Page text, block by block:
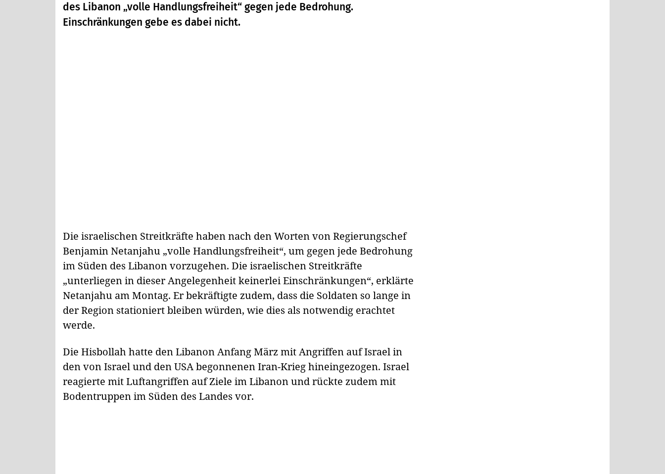
des Libanon „volle Handlungsfreiheit“ gegen jede Bedrohung.
Einschränkungen gebe es dabei nicht.
Die israelischen Streitkräfte haben nach den Worten von Regierungschef
Benjamin Netanjahu „volle Handlungsfreiheit“, um gegen jede Bedrohung
im Süden des Libanon vorzugehen. Die israelischen Streitkräfte
„unterliegen in dieser Angelegenheit keinerlei Einschränkungen“, erklärte
Netanjahu am Montag. Er bekräftigte zudem, dass die Soldaten so lange in
der Region stationiert bleiben würden, wie dies als notwendig erachtet
werde.
Die Hisbollah hatte den Libanon Anfang März mit Angriffen auf Israel in
den von Israel und den USA begonnenen Iran-Krieg hineingezogen. Israel
reagierte mit Luftangriffen auf Ziele im Libanon und rückte zudem mit
Bodentruppen im Süden des Landes vor.